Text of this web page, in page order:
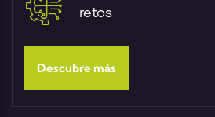
retos
Descubre más